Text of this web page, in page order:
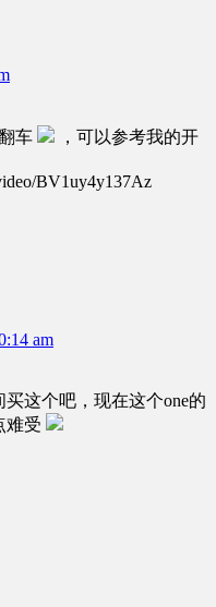
车
，可以参考我的开
BV1uy4y137Az
am
这个吧，现在这个one的
难受